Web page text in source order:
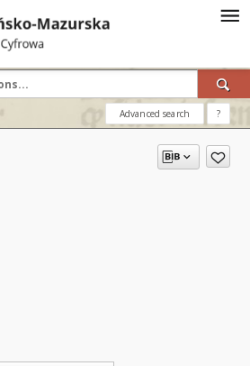
Advanced search ?